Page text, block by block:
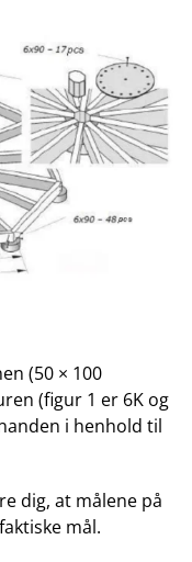
(50 × 100
(figur 1 er 6K og
i henhold til
dig, at målene på
mål.